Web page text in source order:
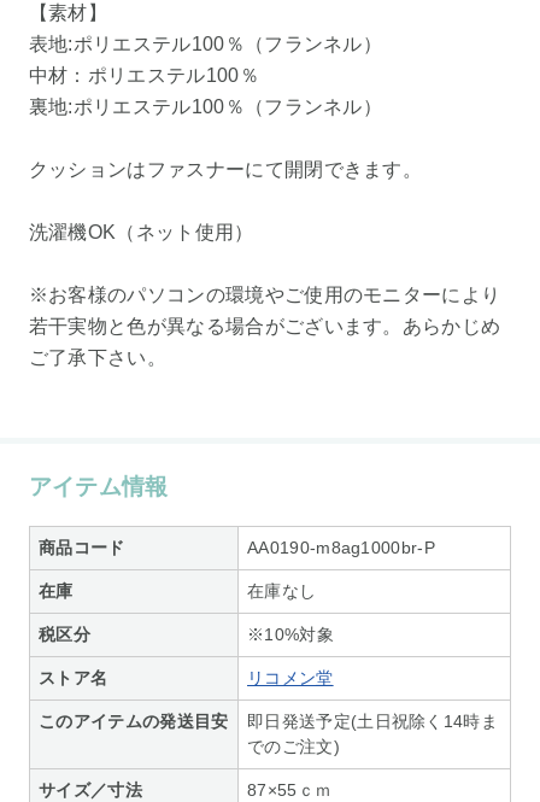
【素材】
表地:ポリエステル100％（フランネル）
中材：ポリエステル100％
裏地:ポリエステル100％（フランネル）
クッションはファスナーにて開閉できます。
洗濯機OK（ネット使用）
※お客様のパソコンの環境やご使用のモニターにより
若干実物と色が異なる場合がございます。あらかじめ
ご了承下さい。
アイテム情報
商品コード AA0190-m8ag1000br-P
在庫 在庫なし
税区分 ※10%対象
ストア名 リコメン堂
このアイテムの発送目安
即日発送予定(土日祝除く14時ま
でのご注文)
サイズ／寸法 87×55ｃｍ